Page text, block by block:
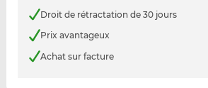
Droit de rétractation de 30 jours
Prix avantageux
Achat sur facture